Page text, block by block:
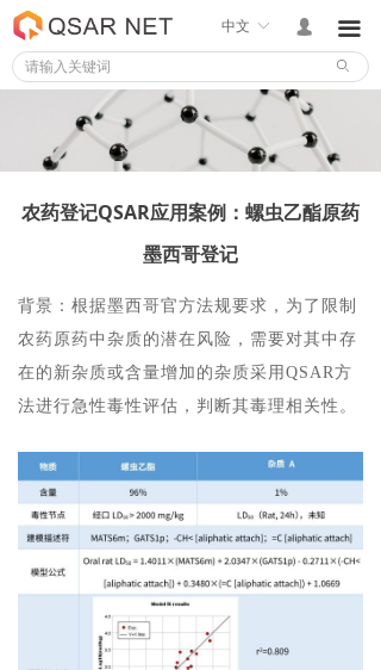
ꄙ
넙
ꀅ
中文 끀
背景：根据墨西哥官方法规要求，为了限制
农药原药中杂质的潜在风险，需要对其中存
在的新杂质或含量增加的杂质采用 QSAR方
法进行急性毒性评估，判断其毒理相关性。
农药登记QSAR应用案例：螺虫乙酯原药
墨西哥登记